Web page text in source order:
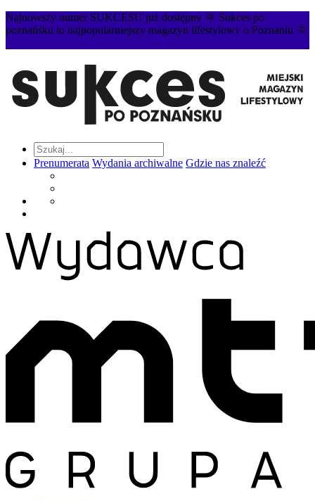
Najnowszy numer SUKCESU już dostępny 🌞 Sukces po
poznańsku to najpopularniejszy magazyn lifestylowy o Poznaniu 🌞
Prenumerata Wydania archiwalne Gdzie nas znaleźć